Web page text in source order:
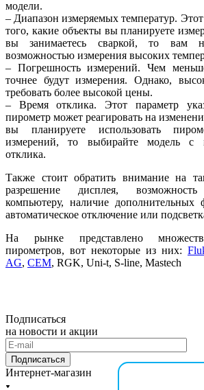
модели.
– Диапазон измеряемых температур.
того, какие объекты вы планируете
вы занимаетесь сваркой, то вам
возможностью измерения высоких
– Погрешность измерений. Чем
точнее будут измерения. Однако,
требовать более высокой цены.
– Время отклика. Этот параметр
пирометр может реагировать на
вы планируете использовать
измерений, то выбирайте модель с
отклика.
Также стоит обратить внимание на
разрешение дисплея,
компьютеру, наличие дополнительных
автоматическое отключение или
На рынке представлено
пирометров, вот некоторые из них:
AG, CEM, RGK, Uni-t, S-line, Mastech
Подписаться
на новости и акции
Подписаться
Интернет-магазин